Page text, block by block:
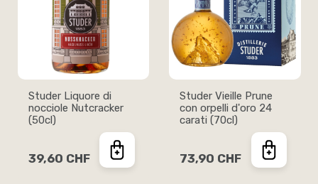
Studer Liquore di
nocciole Nutcracker
(50cl)
39,60 CHF
Studer Vieille Prune
con orpelli d'oro 24
carati (70cl)
73,90 CHF